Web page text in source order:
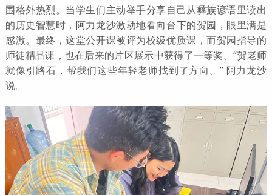
围格外热烈。当学生们主动举手分享自己从彝族谚语里读出
的历史智慧时，阿力龙沙激动地看向台下的贺园，眼里满是
感激。最终，这堂公开课被评为校级优质课，而贺园指导的
师徒精品课，也在后来的片区展示中获得了一等奖。“贺老师
就像引路石，帮我们这些年轻老师找到了方向。” 阿力龙沙
说。